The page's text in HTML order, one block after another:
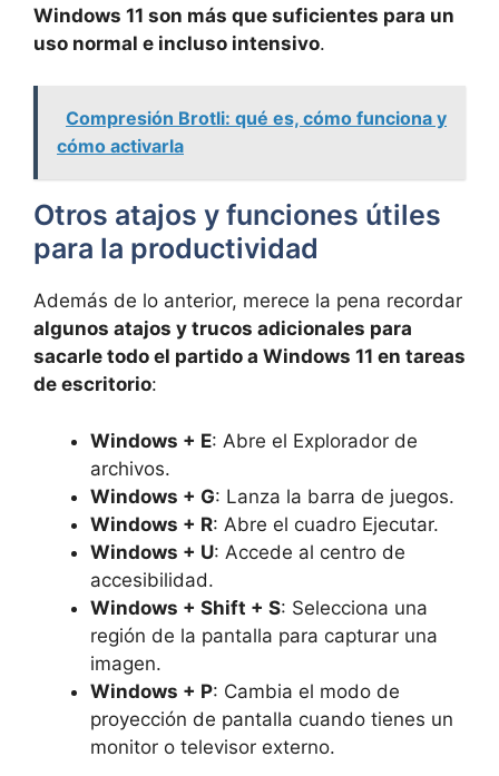
Windows 11 son más que suficientes para un
uso normal e incluso intensivo.
Compresión Brotli: qué es, cómo funciona y
cómo activarla
Otros atajos y funciones útiles
para la productividad
Además de lo anterior, merece la pena recordar
algunos atajos y trucos adicionales para
sacarle todo el partido a Windows 11 en tareas
de escritorio:
Windows + E: Abre el Explorador de
archivos.
Windows + G: Lanza la barra de juegos.
Windows + R: Abre el cuadro Ejecutar.
Windows + U: Accede al centro de
accesibilidad.
Windows + Shift + S: Selecciona una
región de la pantalla para capturar una
imagen.
Windows + P: Cambia el modo de
proyección de pantalla cuando tienes un
monitor o televisor externo.